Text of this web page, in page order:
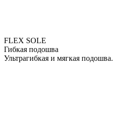
FLEX SOLE
Гибкая подошва
Ультрагибкая и мягкая подошва.